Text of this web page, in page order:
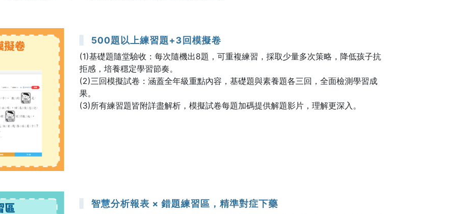
500題以上練習題+3回模擬卷
(1)基礎題隨堂驗收：每次隨機出8題，可重複練習，採取少量多次策略，降低孩子抗
拒感，培養穩定學習節奏。
(2)三回模擬試卷：涵蓋全年級重點內容，基礎題與素養題各三回，全面檢測學習成
果。
(3)所有練習題皆附詳盡解析，模擬試卷每題加碼提供解題影片，理解更深入。
智慧分析報表 × 錯題練習區，精準對症下藥